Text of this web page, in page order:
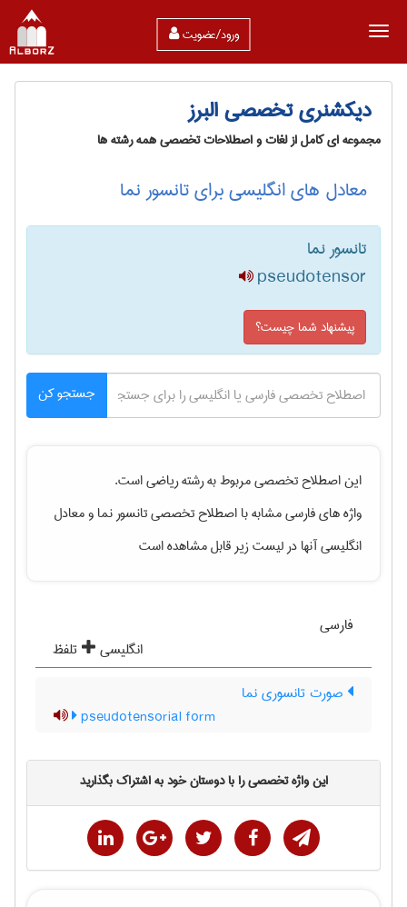
ورود/عضویت
دیکشنری تخصصی البرز
مجموعه ای کامل از لغات و اصطلاحات تخصصی همه رشته ها
معادل های انگلیسی برای تانسور نما
تانسور نما
pseudotensor
پیشنهاد شما چیست؟
جستجو کن
این اصطلاح تخصصی مربوط به رشتهرياضیاست.
واژه های فارسی مشابه با اصطلاح تخصصیتانسور نماو معادل
انگلیسی آنها در لیست زیر قابل مشاهده است
فارسی
انگلیسی
تلفظ
صورت تانسوری نما
pseudotensorial form
این واژه تخصصی را با دوستان خود به اشتراک بگذارید